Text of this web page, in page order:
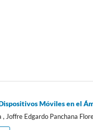
Móviles en el
Joffre Edgardo Panchana